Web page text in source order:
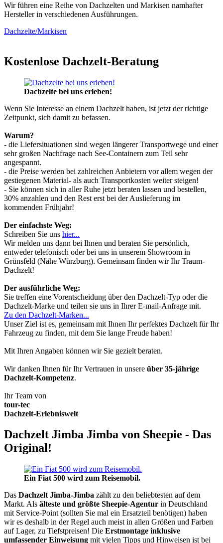
Wir führen eine Reihe von Dachzelten und Markisen namhafter
Hersteller in verschiedenen Ausführungen.
Dachzelte/Markisen
Kostenlose Dachzelt-Beratung
Dachzelte bei uns erleben!
Wenn Sie Interesse an einem Dachzelt haben, ist jetzt der richtige
Zeitpunkt, sich damit zu befassen.
Warum?
- die Liefersituationen sind wegen längerer Transportwege und einer
sehr großen Nachfrage nach See-Containern zum Teil sehr
angespannt.
- die Preise werden bei zahlreichen Anbietern vor allem wegen der
gestiegenen Material- als auch Transportkosten weiter steigen!
- Sie können sich in aller Ruhe jetzt beraten lassen und bestellen,
30% anzahlen und den Rest erst bei der Auslieferung im
kommenden Frühjahr!
Der einfachste Weg:
Schreiben Sie uns hier...
Wir melden uns dann bei Ihnen und beraten Sie persönlich,
entweder telefonisch oder bei uns in unserem Showroom in
Grünsfeld (Nähe Würzburg). Gemeinsam finden wir Ihr Traum-
Dachzelt!
Der ausführliche Weg:
Sie treffen eine Vorentscheidung über den Dachzelt-Typ oder die
Dachzelt-Marke und teilen sie uns in Ihrer E-mail-Anfrage mit.
Zu den Dachzelt-Marken...
Unser Ziel ist es, gemeinsam mit Ihnen Ihr perfektes Dachzelt für Ihr
Fahrzeug zu finden, mit dem Sie lange Freude haben!
Mit Ihren Angaben können wir Sie gezielt beraten.
Wir danken Ihnen für Ihr Vertrauen in unsere über 35-jährige
Dachzelt-Kompetenz.
Ihr Team von
tour-tec
Dachzelt-Erlebniswelt
Dachzelt Jimba Jimba von Sheepie - Das
Original!
Ein Fiat 500 wird zum Reisemobil.
Das Dachzelt Jimba-Jimba zählt zu den beliebtesten auf dem
Markt. Als älteste und größte Sheepie-Agentur in Deutschland
mit Service-Point (sollten Sie mal ein Ersatzteil benötigen) haben
wir es deshalb in der Regel auch meist in allen Größen und Farben
auf Lager, zu Tiefstpreisen! Die Erstmontage inklusive
umfassender Einweisung mit vielen Tipps und Hinweisen ist bei